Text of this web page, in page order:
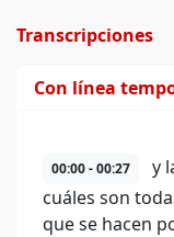
Transcripciones
Con línea
00:00 - 00:27
y
cuáles son
que se hacen